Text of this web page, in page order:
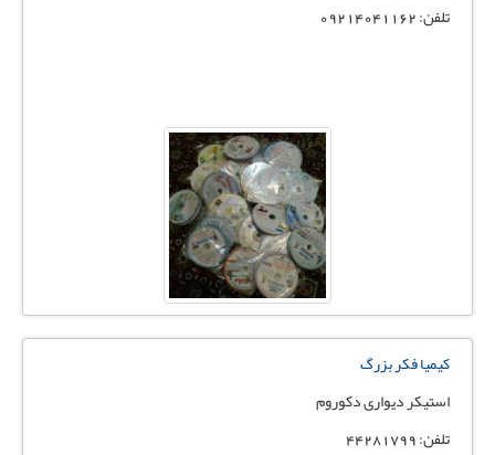
تلفن: 09214041162
کیمیا فکر بزرگ
استیکر دیواری دکوروم
تلفن: 44281799